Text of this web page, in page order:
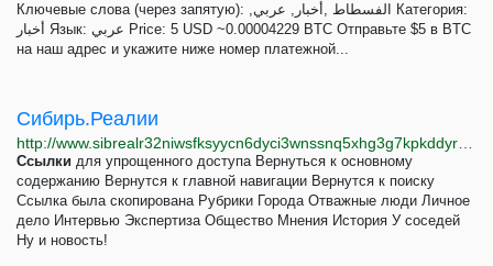
Ключевые слова (через запятую): ,الفسطاط ,أخبار, عربي Категория:
أخبار Язык: عربي Price: 5 USD ~0.00004229 BTC Отправьте $5 в BTC
на наш адрес и укажите ниже номер платежной...
Сибирь.Реалии
Ссылки для упрощенного доступа Вернуться к основному
содержанию Вернутся к главной навигации Вернутся к поиску
Ссылка была скопирована Рубрики Города Отважные люди Личное
дело Интервью Экспертиза Общество Мнения История У соседей
Ну и новость!